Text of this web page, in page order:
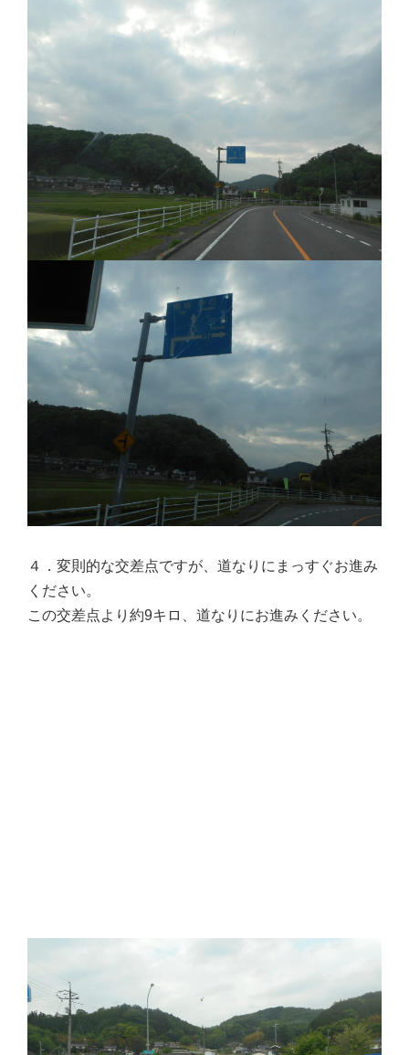
４．変則的な交差点ですが、道なりにまっすぐお進み
ください。
この交差点より約9キロ、道なりにお進みください。